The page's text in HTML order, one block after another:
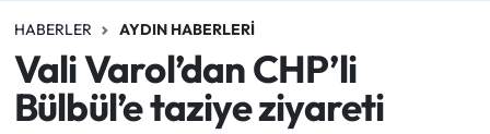
HABERLER AYDIN HABERLERI
Vali Varol’dan CHP’li
Bülbül’e taziye ziyareti
EĞİTİM
EKONOMİ
Süper Lig Puan Durumu ve Fikstür
Tüm Manşetler